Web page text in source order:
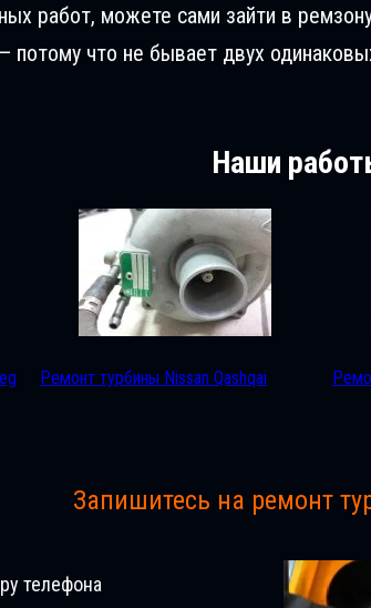
работ, можете сами зайти в
что не бывает двух
Наши
Ремонт турбины Nissan Qashqai
Запишитесь на ремонт
телефона